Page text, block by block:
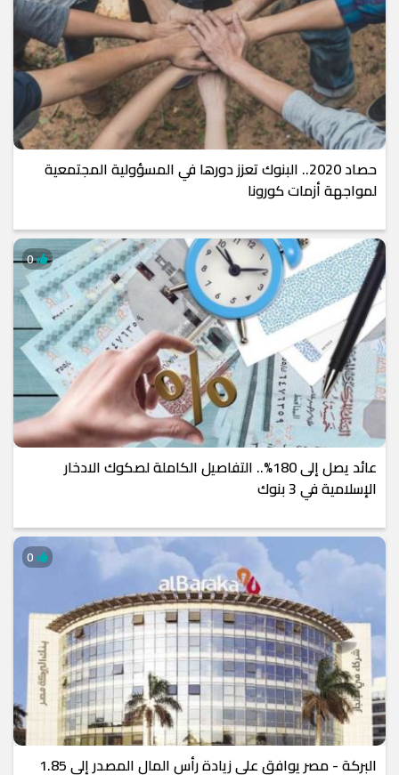
حصاد 2020.. البنوك تعزز دورها في المسؤولية المجتمعية
لمواجهة أزمات كورونا
عائد يصل إلى 180%.. التفاصيل الكاملة لصكوك الادخار
الإسلامية في 3 بنوك
0
البركة - مصر يوافق على زيادة رأس المال المصدر إلى 1.85